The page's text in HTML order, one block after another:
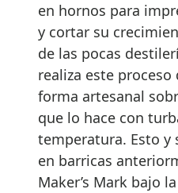
en hornos para
y cortar su
de las pocas
realiza este
forma artesanal
que lo hace con
temperatura. Esto y
en barricas
Maker’s Mark bajo